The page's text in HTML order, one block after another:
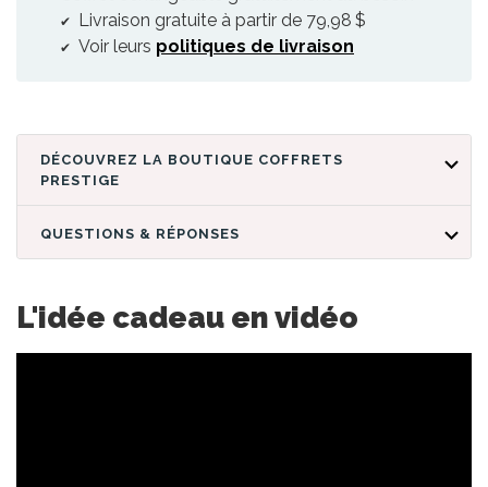
Livraison gratuite à partir de 79,98 $
Voir leurs politiques de livraison
DÉCOUVREZ LA BOUTIQUE COFFRETS
PRESTIGE
QUESTIONS & RÉPONSES
L'idée cadeau en vidéo